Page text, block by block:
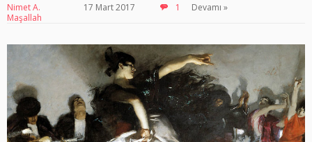
Nimet A.
Maşallah
17 Mart 2017 1 Devamı »